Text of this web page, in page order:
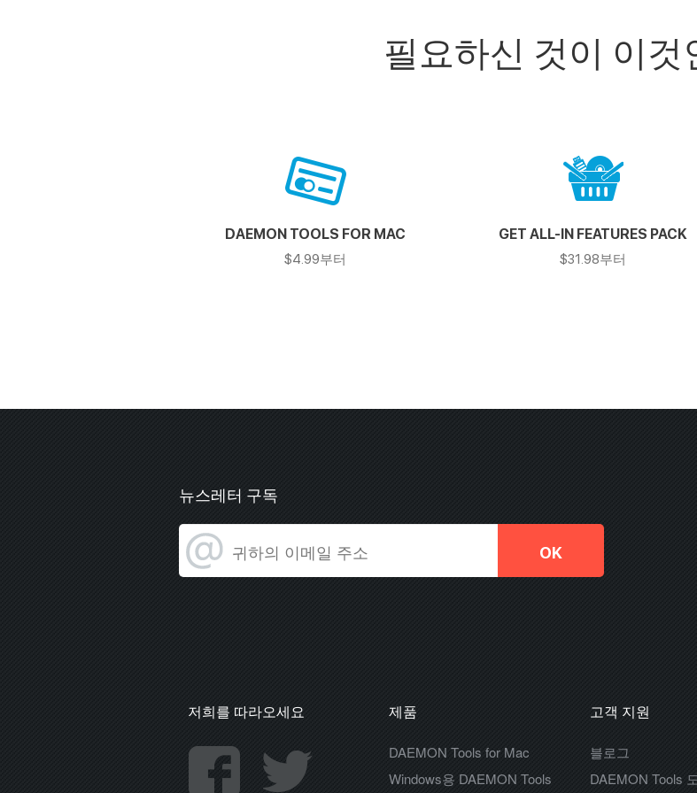
필요하신 것이 이것
DAEMON TOOLS FOR MAC
$4.99부터
GET ALL-IN FEATURES PACK
$31.98부터
뉴스레터 구독
저희를 따라오세요 제품
DAEMON Tools for Mac
Windows용 DAEMON Tools
고객 지원
블로그
DAEMON Tools